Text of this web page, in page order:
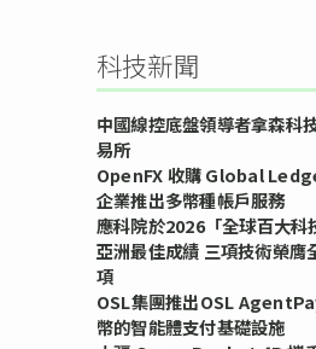
科技新聞
中國線控底盤領導者拿森科
易所
OpenFX 收購 Global
企業推出多幣種帳戶服務
應科院於2026「全球百大科
亞洲最佳成績 三項技術榮膺
項
OSL集團推出OSL
幣的智能體支付基礎設施